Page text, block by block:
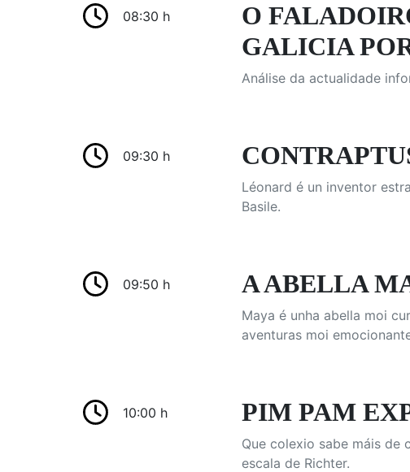
08:30 h
O
GALICIA
Análise da actualidade
09:30 h
Léonard é un inventor
Basile.
09:50 h A ABELLA
Maya é unha abella moi
aventuras moi
10:00 h PIM PAM
Que colexio sabe máis de
escala de Richter.